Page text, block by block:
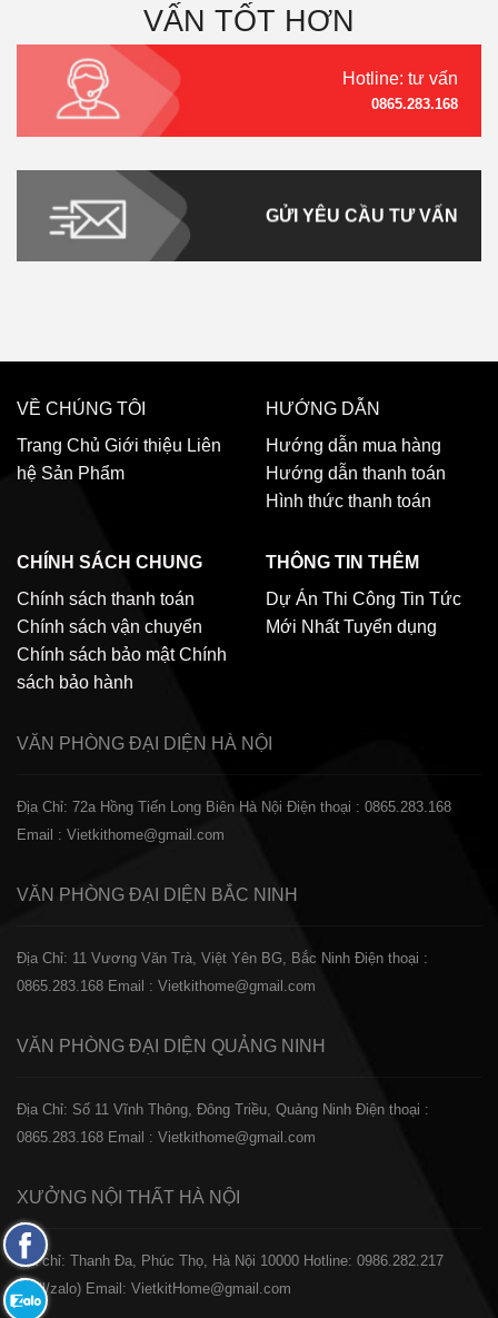
VẤN TỐT HƠN
Hotline: tư vấn
0865.283.168
GỬI YÊU CẦU TƯ VẤN
VỀ CHÚNG TÔI
Trang Chủ Giới thiệu Liên
hệ Sản Phẩm
HƯỚNG DẪN
Hướng dẫn mua hàng
Hướng dẫn thanh toán
Hình thức thanh toán
CHÍNH SÁCH CHUNG
Chính sách thanh toán
Chính sách vận chuyển
Chính sách bảo mật Chính
sách bảo hành
THÔNG TIN THÊM
Dự Án Thi Công Tin Tức
Mới Nhất Tuyển dụng
VĂN PHÒNG ĐẠI DIỆN HÀ NỘI
Địa Chỉ: 72a Hồng Tiến Long Biên Hà Nội Điện thoại : 0865.283.168
Email : Vietkithome@gmail.com
VĂN PHÒNG ĐẠI DIỆN BẮC NINH
Địa Chỉ: 11 Vương Văn Trà, Việt Yên BG, Bắc Ninh Điện thoại :
0865.283.168 Email : Vietkithome@gmail.com
VĂN PHÒNG ĐẠI DIỆN QUẢNG NINH
Địa Chỉ: Số 11 Vĩnh Thông, Đông Triều, Quảng Ninh Điện thoại :
0865.283.168 Email : Vietkithome@gmail.com
XƯỞNG NỘI THẤT HÀ NỘI
️Địa chỉ: Thanh Đa, Phúc Thọ, Hà Nội 10000 Hotline: 0986.282.217
(Call/zalo) Email: VietkitHome@gmail.com
Fanpage
Facebook
Zalo: